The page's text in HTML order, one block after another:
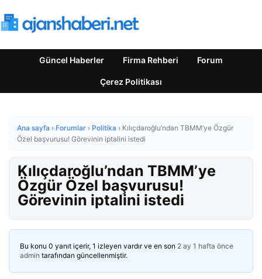
Güncel Haberler Firma Rehberi Forum
Çerez Politikası
Ana sayfa › Forumlar › Politika › Kılıçdaroğlu’ndan TBMM’ye Özgür
Özel başvurusu! Görevinin iptalini istedi
Kılıçdaroğlu’ndan TBMM’ye
Özgür Özel başvurusu!
Görevinin iptalini istedi
Bu konu 0 yanıt içerir, 1 izleyen vardır ve en son 2 ay 1 hafta önce
admin tarafından güncellenmiştir.